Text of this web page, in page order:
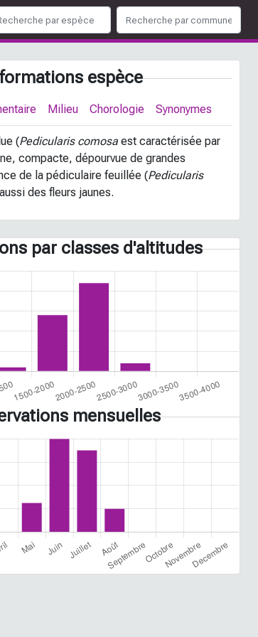
espèce
Milieu Chorologie Synonymes
(Pedicularis comosa est caractérisée par
compacte, dépourvue de grandes
de la pédiculaire feuillée (Pedicularis
des fleurs jaunes.
par classes d'altitudes
mensuelles